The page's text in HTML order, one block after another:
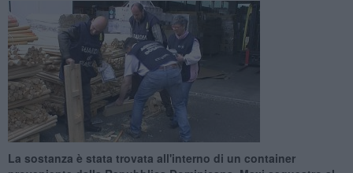
La sostanza è stata trovata all'interno di un container